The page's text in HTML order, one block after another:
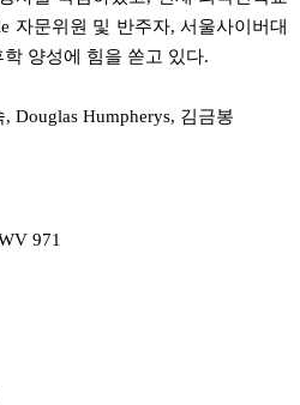
자문위원 및 반주자, 서울사이버대
양성에 힘을 쏟고 있다.
Douglas Humpherys, 김금봉
971